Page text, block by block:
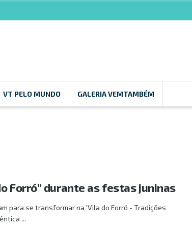
VT PELO MUNDO GALERIA VEMTAMBÉM
Forró” durante as festas juninas
para se transformar na 'Vila do Forró - Tradições
...